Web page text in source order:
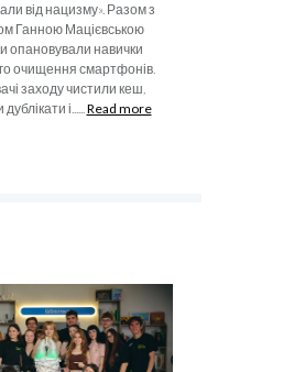
від нацизму». Разом з
Ганною Мацієвською
опановували навички
очищення смартфонів.
заходу чистили кеш,
і......Read more